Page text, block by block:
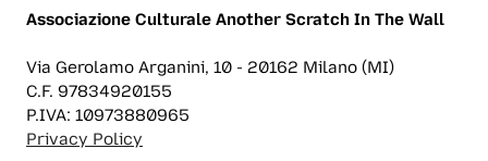
Associazione Culturale Another Scratch In The Wall
Via Gerolamo Arganini, 10 - 20162 Milano (MI)
C.F. 97834920155
P.IVA: 10973880965
Privacy Policy